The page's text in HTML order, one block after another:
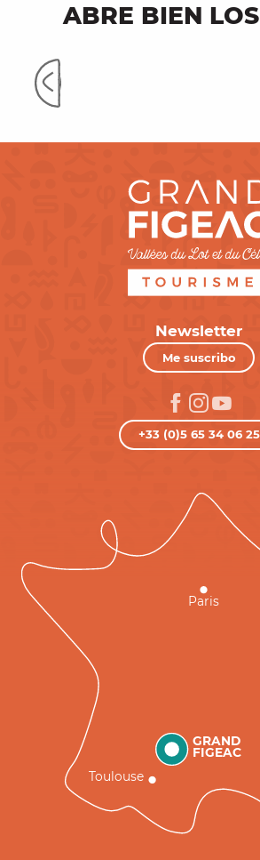
ABRE BIEN
Newsletter
Me suscribo
+33 (0)5 65 34 06 25
GRAND
FIGEAC
Toulouse
Paris